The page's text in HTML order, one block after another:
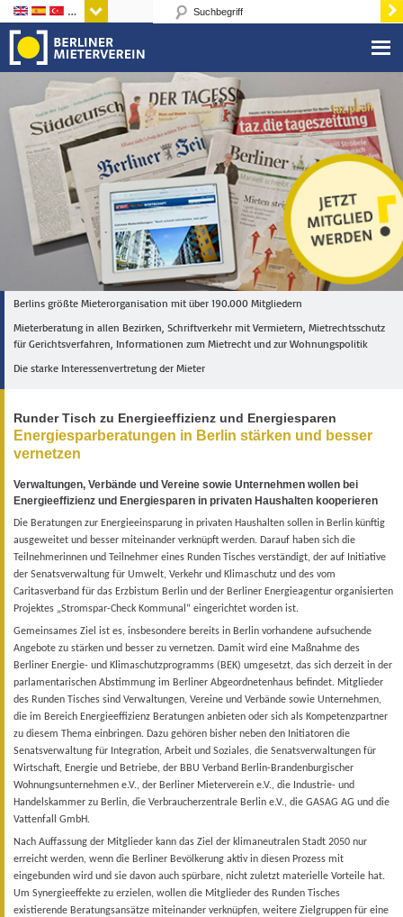
Sprachen
Berlins größte Mieterorganisation mit über 190.000 Mitgliedern
Mieterberatung in allen Bezirken, Schriftverkehr mit Vermietern, Mietrechtsschutz
für Gerichtsverfahren, Informationen zum Mietrecht und zur Wohnungspolitik
Die starke Interessenvertretung der Mieter
Runder Tisch zu Energieeffizienz und Energiesparen
Energiesparberatungen in Berlin stärken und besser
vernetzen
Verwaltungen, Verbände und Vereine sowie Unternehmen wollen bei
Energieeffizienz und Energiesparen in privaten Haushalten kooperieren
Die Beratungen zur Energieeinsparung in privaten Haushalten sollen in Berlin künftig
ausgeweitet und besser miteinander verknüpft werden. Darauf haben sich die
Teilnehmerinnen und Teilnehmer eines Runden Tisches verständigt, der auf Initiative
der Senatsverwaltung für Umwelt, Verkehr und Klimaschutz und des vom
Caritasverband für das Erzbistum Berlin und der Berliner Energieagentur organisierten
Projektes „Stromspar-Check Kommunal“ eingerichtet worden ist.
Gemeinsames Ziel ist es, insbesondere bereits in Berlin vorhandene aufsuchende
Angebote zu stärken und besser zu vernetzen. Damit wird eine Maßnahme des
Berliner Energie- und Klimaschutzprogramms (BEK) umgesetzt, das sich derzeit in der
parlamentarischen Abstimmung im Berliner Abgeordnetenhaus befindet. Mitglieder
des Runden Tisches sind Verwaltungen, Vereine und Verbände sowie Unternehmen,
die im Bereich Energieeffizienz Beratungen anbieten oder sich als Kompetenzpartner
zu diesem Thema einbringen. Dazu gehören bisher neben den Initiatoren die
Senatsverwaltung für Integration, Arbeit und Soziales, die Senatsverwaltungen für
Wirtschaft, Energie und Betriebe, der BBU Verband Berlin-Brandenburgischer
Wohnungsunternehmen e.V., der Berliner Mieterverein e.V., die Industrie- und
Handelskammer zu Berlin, die Verbraucherzentrale Berlin e.V., die GASAG AG und die
Vattenfall
GmbH.
Nach Auffassung der Mitglieder kann das Ziel der klimaneutralen Stadt 2050 nur
erreicht werden, wenn die Berliner Bevölkerung aktiv in diesen Prozess mit
eingebunden wird und sie davon auch spürbare, nicht zuletzt materielle Vorteile hat.
Um Synergieeffekte zu erzielen, wollen die Mitglieder des Runden Tisches
existierende Beratungsansätze miteinander verknüpfen, weitere Zielgruppen für eine